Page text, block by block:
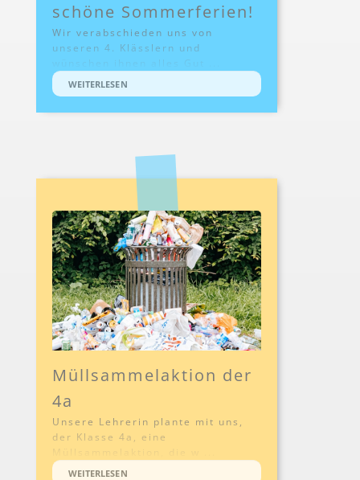
schöne Sommerferien!
Wir verabschieden uns von
unseren 4. Klässlern und
wünschen ihnen alles Gut ...
WEITERLESEN
Müllsammelaktion der
4a
Unsere Lehrerin plante mit uns,
der Klasse 4a, eine
Müllsammelaktion, die w ...
WEITERLESEN